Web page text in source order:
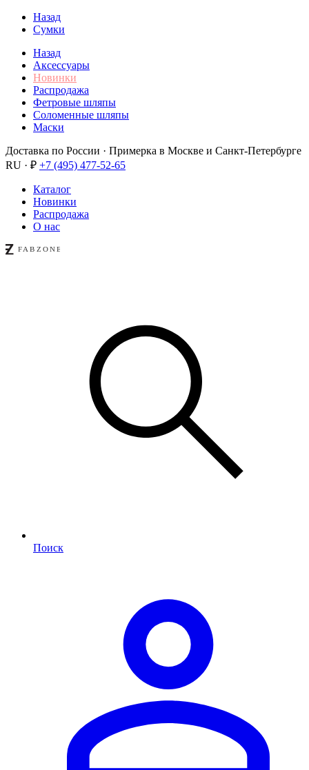
Назад
Сумки
Назад
Аксессуары
Новинки
Распродажа
Фетровые шляпы
Соломенные шляпы
Маски
Доставка по России · Примерка в Москве и Санкт-Петербурге
RU · ₽ +7 (495) 477-52-65
Каталог
Новинки
Распродажа
О нас
Поиск